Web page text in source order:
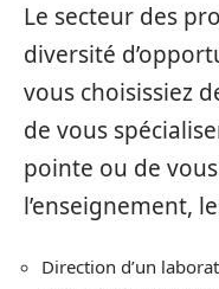
Le secteur des
diversité
vous choisissiez
de vous
pointe ou de
l’enseignement,
Direction d’un